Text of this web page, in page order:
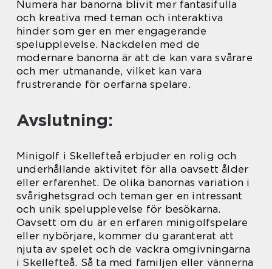
Numera har banorna blivit mer fantasifulla
och kreativa med teman och interaktiva
hinder som ger en mer engagerande
spelupplevelse. Nackdelen med de
modernare banorna är att de kan vara svårare
och mer utmanande, vilket kan vara
frustrerande för oerfarna spelare.
Avslutning:
Minigolf i Skellefteå erbjuder en rolig och
underhållande aktivitet för alla oavsett ålder
eller erfarenhet. De olika banornas variation i
svårighetsgrad och teman ger en intressant
och unik spelupplevelse för besökarna.
Oavsett om du är en erfaren minigolfspelare
eller nybörjare, kommer du garanterat att
njuta av spelet och de vackra omgivningarna
i Skellefteå. Så ta med familjen eller vännerna